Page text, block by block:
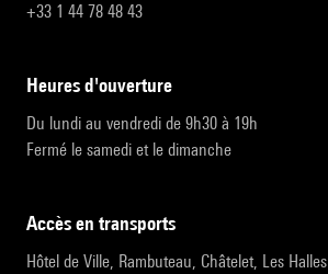
+33 1 44 78 48 43
heures d'ouverture
Du lundi au vendredi de 9h30 à 19h
Fermé le samedi et le dimanche
accès en transports
Hôtel de Ville, Rambuteau, Châtelet, Les Halles